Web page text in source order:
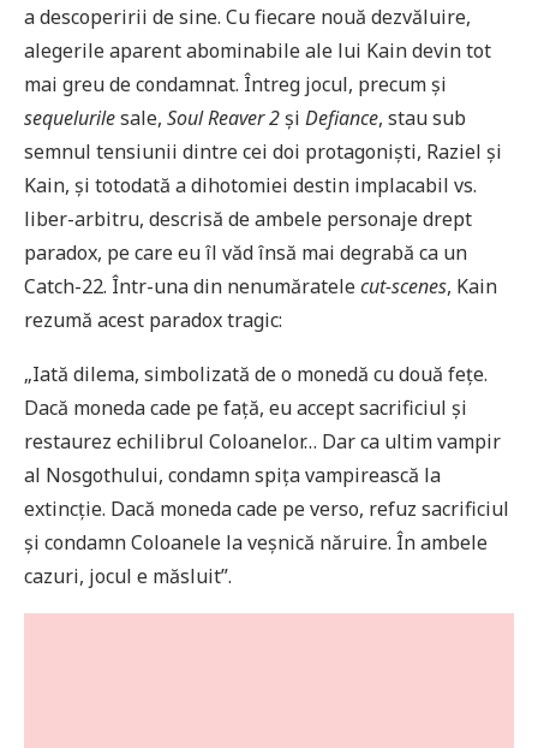
a descoperirii de sine. Cu fiecare nouă dezvăluire,
alegerile aparent abominabile ale lui Kain devin tot
mai greu de condamnat. Întreg jocul, precum și
sequelurilesale, Soul Reaver 2și Defiance, stau sub
semnul tensiunii dintre cei doi protagoniști, Raziel și
Kain, și totodată a dihotomiei destin implacabil vs.
liber-arbitru, descrisă de ambele personaje drept
paradox, pe care eu îl văd însă mai degrabă ca un
Catch-22. Într-una din nenumăratelecut-scenes, Kain
rezumă acest paradox tragic:
„Iată dilema, simbolizată de o monedă cu două fețe.
Dacă moneda cade pe față, eu accept sacrificiul și
restaurez echilibrul Coloanelor… Dar ca ultim vampir
al Nosgothului, condamn spița vampirească la
extincție. Dacă moneda cade pe verso, refuz sacrificiul
și condamn Coloanele la veșnică năruire. În ambele
cazuri, jocul e măsluit”.